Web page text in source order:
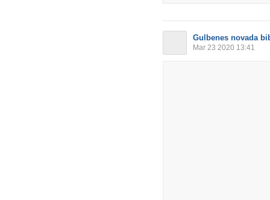
Gulbenes novada
Mar 23 2020 13:41